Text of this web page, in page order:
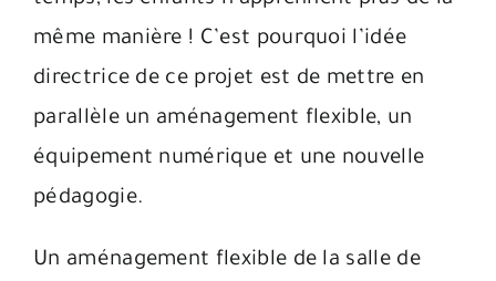
même manière ! C’est pourquoi l’idée
directrice de ce projet est de mettre en
parallèle un aménagement flexible, un
équipement numérique et une nouvelle
pédagogie.
Un aménagement flexible de la salle de